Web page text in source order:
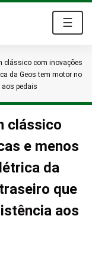
☰
clássico com inovações
da Geos tem motor no
pedais
clássico
e menos
da
que
aos